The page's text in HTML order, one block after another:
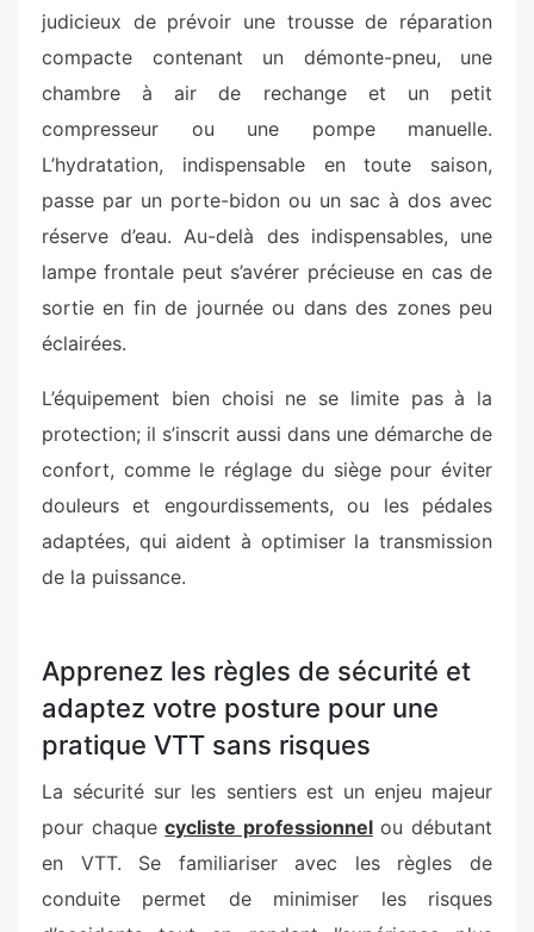
judicieux de prévoir une trousse de réparation
compacte contenant un démonte-pneu, une
chambre à air de rechange et un petit
compresseur ou une pompe manuelle.
L’hydratation, indispensable en toute saison,
passe par un porte-bidon ou un sac à dos avec
réserve d’eau. Au-delà des indispensables, une
lampe frontale peut s’avérer précieuse en cas de
sortie en fin de journée ou dans des zones peu
éclairées.
L’équipement bien choisi ne se limite pas à la
protection; il s’inscrit aussi dans une démarche de
confort, comme le réglage du siège pour éviter
douleurs et engourdissements, ou les pédales
adaptées, qui aident à optimiser la transmission
de la puissance.
Apprenez les règles de sécurité et
adaptez votre posture pour une
pratique VTT sans risques
La sécurité sur les sentiers est un enjeu majeur
pour chaquecycliste professionnelou débutant
en VTT. Se familiariser avec les règles de
conduite permet de minimiser les risques